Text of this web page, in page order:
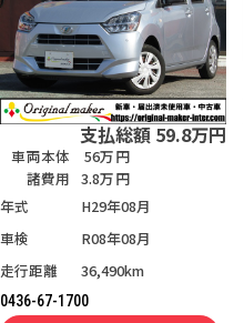
支払総額 59.8万円
車両本体
56万円
諸費用 3.8万円
年式
H29年08月
車検
R08年08月
走行距離
36,490km
0436-67-1700